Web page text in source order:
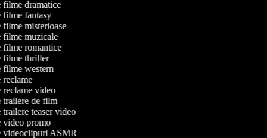
filme dramatice
filme fantasy
filme misterioase
filme muzicale
filme romantice
filme thriller
filme western
reclame
reclame video
trailere de film
trailere teaser video
video promo
videoclipuri ASMR